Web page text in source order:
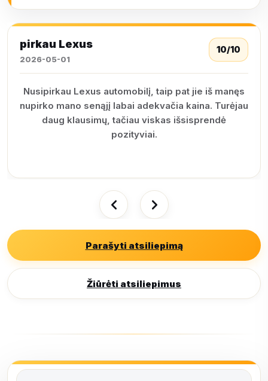
pirkau Lexus
2026-05-01
10/10
Nusipirkau Lexus automobilį, taip pat jie iš manęs
nupirko mano senąjį labai adekvačia kaina. Turėjau
daug klausimų, tačiau viskas išsisprendė
pozityviai.
Parašyti atsiliepimą
Žiūrėti atsiliepimus